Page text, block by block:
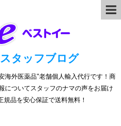
タッフブログ
海外医薬品"老舗個人輸入代行です！商
についてスタッフのナマの声をお届け
規品を安心保証で送料無料！